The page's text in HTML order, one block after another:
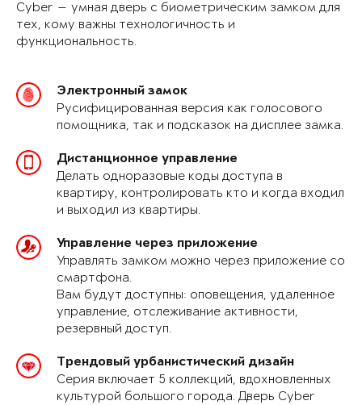
Cyber — умная дверь с биометрическим замком для
тех, кому важны технологичность и
функциональность.
Электронный замок
Русифицированная версия как голосового
помощника, так и подсказок на дисплее замка.
Дистанционное управление
Делать одноразовые коды доступа в
квартиру, контролировать кто и когда входил
и выходил из квартиры.
Управление через приложение
Управлять замком можно через приложение со
смартфона.
Вам будут доступны: оповещения, удаленное
управление, отслеживание активности,
резервный доступ.
Трендовый урбанистический дизайн
Серия включает 5 коллекций, вдохновленных
культурой большого города. Дверь Cyber